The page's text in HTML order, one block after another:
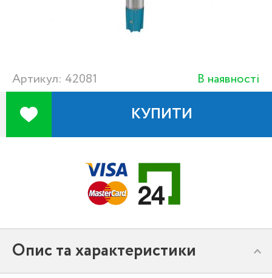
Артикул: 42081 В наявності
КУПИТИ
Опис та характеристики